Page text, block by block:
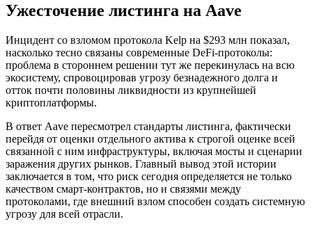
Ужесточение листинга на Aave
Инцидент со взломом протокола Kelp на $293 млн показал,
насколько тесно связаны современные DeFi-протоколы:
проблема в стороннем решении тут же перекинулась на всю
экосистему, спровоцировав угрозу безнадежного долга и
отток почти половины ликвидности из крупнейшей
криптоплатформы.
В ответ Aave пересмотрел стандарты листинга, фактически
перейдя от оценки отдельного актива к строгой оценке всей
связанной с ним инфраструктуры, включая мосты и сценарии
заражения других рынков. Главный вывод этой истории
заключается в том, что риск сегодня определяется не только
качеством смарт-контрактов, но и связями между
протоколами, где внешний взлом способен создать системную
угрозу для всей отрасли.